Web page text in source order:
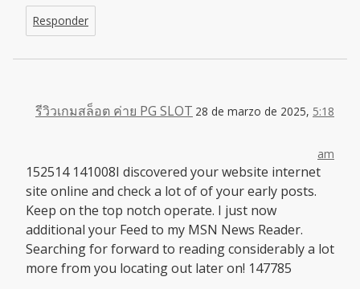
Responder
รีวิวเกมสล็อต ค่าย PG SLOT 28 de marzo de 2025, 5:18
am
152514 141008I discovered your website internet
site online and check a lot of of your early posts.
Keep on the top notch operate. I just now
additional your Feed to my MSN News Reader.
Searching for forward to reading considerably a lot
more from you locating out later on! 147785